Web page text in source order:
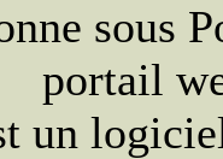
sous
portail
un